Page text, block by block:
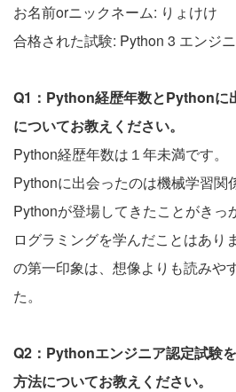
お名前orニックネーム: りょけけ
合格された試験: Python 3 エンジ
Q1：Python経歴年数とPythonに
についてお教えください。
Python経歴年数は１年未満です。
Pythonに出会ったのは機械学習関
Pythonが登場してきたことがきっ
ログラミングを学んだことはあり
の第一印象は、想像よりも読みや
た。
Q2：Pythonエンジニア認定試験
方法についてお教えください。